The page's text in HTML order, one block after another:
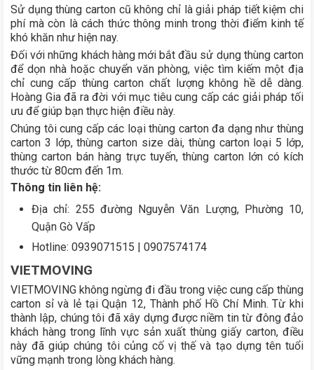
Sử dụng thùng carton cũ không chỉ là giải pháp tiết kiệm chi
phí mà còn là cách thức thông minh trong thời điểm kinh tế
khó khăn như hiện nay.
Đối với những khách hàng mới bắt đầu sử dụng thùng carton
để dọn nhà hoặc chuyển văn phòng, việc tìm kiếm một địa
chỉ cung cấp thùng carton chất lượng không hề dễ dàng.
Hoàng Gia đã ra đời với mục tiêu cung cấp các giải pháp tối
ưu để giúp bạn thực hiện điều này.
Chúng tôi cung cấp các loại thùng carton đa dạng như thùng
carton 3 lớp, thùng carton size dài, thùng carton loại 5 lớp,
thùng carton bán hàng trực tuyến, thùng carton lớn có kích
thước từ 80cm đến 1m.
Thông tin liên hệ:
Địa chỉ: 255 đường Nguyễn Văn Lượng, Phường 10,
Quận Gò Vấp
Hotline: 0939071515 | 0907574174
VIETMOVING
VIETMOVING không ngừng đi đầu trong việc cung cấp thùng
carton sỉ và lẻ tại Quận 12, Thành phố Hồ Chí Minh. Từ khi
thành lập, chúng tôi đã xây dựng được niềm tin từ đông đảo
khách hàng trong lĩnh vực sản xuất thùng giấy carton, điều
này đã giúp chúng tôi củng cố vị thế và tạo dựng tên tuổi
vững mạnh trong lòng khách hàng.